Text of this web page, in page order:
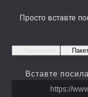
Просто вставте
Вставте